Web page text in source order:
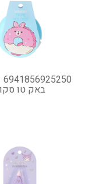
תיקים ואביזרים
באק טו